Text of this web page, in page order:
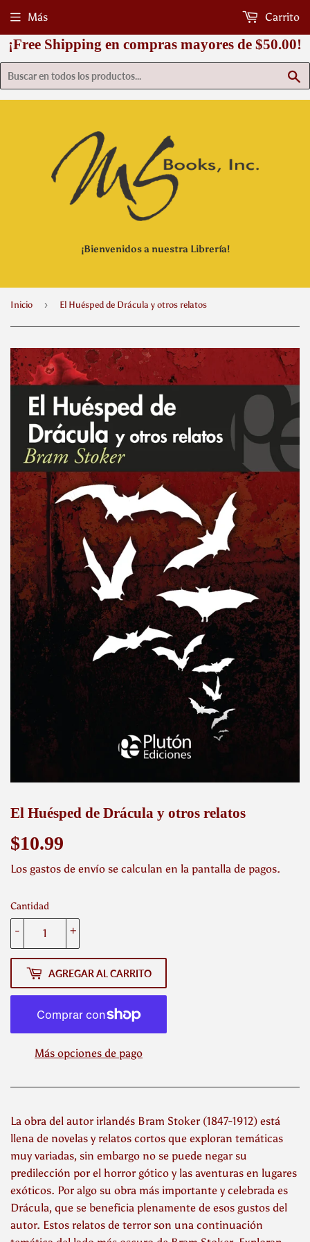
¡Free Shipping en compras mayores de $50.00!
¡Bienvenidos a nuestra Librería!
Más Carrito
Inicio › El Huésped de Drácula y otros relatos
El Huésped de Drácula y otros relatos
$10.99
Los gastos de envío se calculan en la pantalla de pagos.
Cantidad
+
-
AGREGAR AL CARRITO
Más opciones de pago
La obra del autor irlandés Bram Stoker (1847-1912) está
llena de novelas y relatos cortos que exploran temáticas
muy variadas, sin embargo no se puede negar su
predilección por el horror gótico y las aventuras en lugares
exóticos. Por algo su obra más importante y celebrada es
Drácula, que se beneficia plenamente de esos gustos del
autor. Estos relatos de terror son una continuación